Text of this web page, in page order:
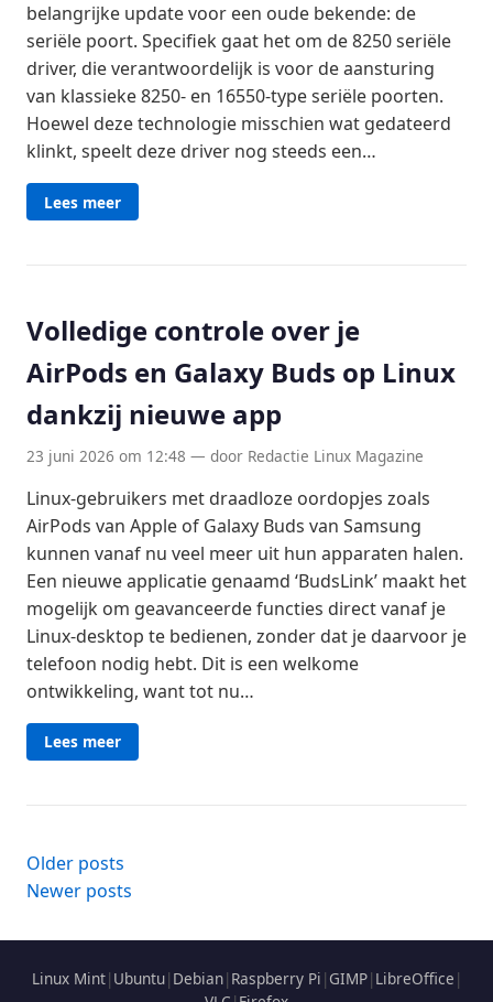
belangrijke update voor een oude bekende: de
seriële poort. Specifiek gaat het om de 8250 seriële
driver, die verantwoordelijk is voor de aansturing
van klassieke 8250- en 16550-type seriële poorten.
Hoewel deze technologie misschien wat gedateerd
klinkt, speelt deze driver nog steeds een…
Lees meer
Volledige controle over je
AirPods en Galaxy Buds op Linux
dankzij nieuwe app
23 juni 2026 om 12:48 — door Redactie Linux Magazine
Linux-gebruikers met draadloze oordopjes zoals
AirPods van Apple of Galaxy Buds van Samsung
kunnen vanaf nu veel meer uit hun apparaten halen.
Een nieuwe applicatie genaamd ‘BudsLink’ maakt het
mogelijk om geavanceerde functies direct vanaf je
Linux-desktop te bedienen, zonder dat je daarvoor je
telefoon nodig hebt. Dit is een welkome
ontwikkeling, want tot nu…
Lees meer
Posts
navigation
Older posts
Newer posts
Linux Mint| Ubuntu| Debian| Raspberry Pi | GIMP| LibreOffice |